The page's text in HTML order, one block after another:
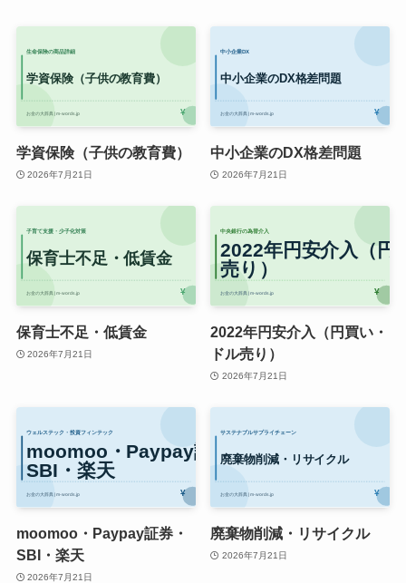
学資保険（子供の教育費）
2026年7月21日
中小企業のDX格差問題
2026年7月21日
保育士不足・低賃金
2026年7月21日
2022年円安介入（円買い・
ドル売り）
2026年7月21日
moomoo・Paypay証券・
SBI・楽天
2026年7月21日
廃棄物削減・リサイクル
2026年7月21日